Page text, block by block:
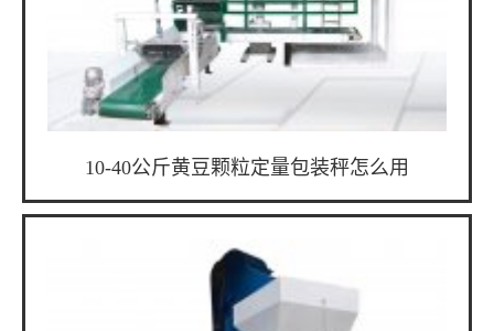
10-40公斤黄豆颗粒定量包装秤怎么用